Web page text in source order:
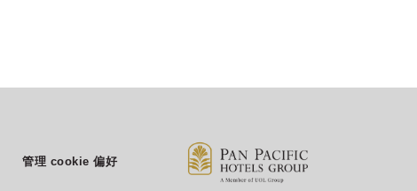
发送电子邮件
enquiry.prlgk@parkroyalhotels.com
管理 cookie 偏好